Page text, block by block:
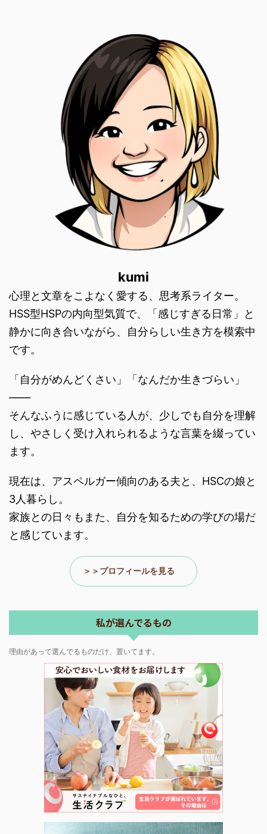
kumi
心理と文章をこよなく愛する、思考系ライター。
HSS型HSPの内向型気質で、「感じすぎる日常」と
静かに向き合いながら、自分らしい生き方を模索中
です。
「自分がめんどくさい」「なんだか生きづらい」
――
そんなふうに感じている人が、少しでも自分を理解
し、やさしく受け入れられるような言葉を綴ってい
ます。
現在は、アスペルガー傾向のある夫と、HSCの娘と
3人暮らし。
家族との日々もまた、自分を知るための学びの場だ
と感じています。
＞＞プロフィールを見る
私が選んでるもの
理由があって選んでるものだけ、置いてます。